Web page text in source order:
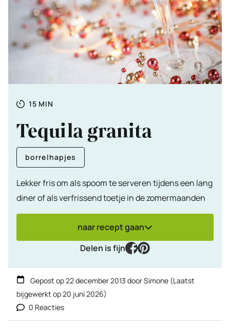
Totale
15 MINUTEN
MIN
Tequila granita
borrelhapjes
Lekker fris om als spoom te serveren tijdens een lang
diner of als verfrissend toetje in de zomermaanden
naar recept gaan
Delen is fijn
facebook
pinterest
Gepost op22 december 2013 doorSimone (Laatst
bijgewerkt op20 juni 2026)
0 Reacties